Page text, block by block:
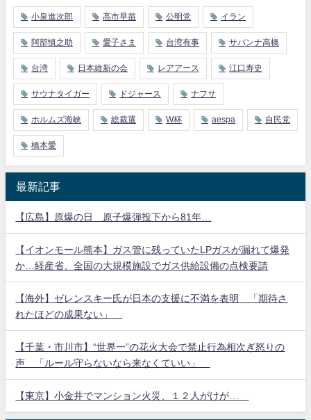
小泉進次郎 高市早苗 公明党 イラン
阿部慎之助 愛子さま 台湾有事 サバンナ高橋
台湾 日本維新の会 レアアース 江口寿史
サウナタイガー ドジャース ナフサ
ホルムズ海峡 総裁選 W杯 aespa 自民党
橋本愛
最新記事
【広島】原爆の日 原子爆弾投下から81年…
【イオンモール熊本】ガス管に残っていたLPガスが漏れて爆発
か…経産省、全国の大規模施設でガス供給設備の点検要請
【海外】ゼレンスキー氏が日本の支援に不満を表明 「期待さ
れたほどの成果ない」
【千葉・市川市】“世界一”の花火大会で禁止行為相次ぎ怒りの
声 「ルール守らないなら来なくていい」
【東京】小金井でマンション火災、１２人がけが…